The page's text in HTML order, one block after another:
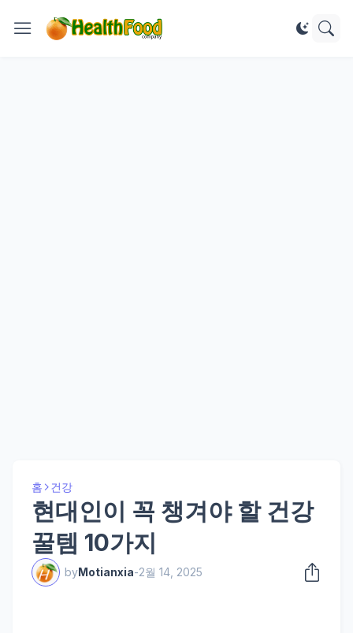
홈 건강
현대인이 꼭 챙겨야 할 건강
꿀템 10가지
byMotianxia-2월 14, 2025